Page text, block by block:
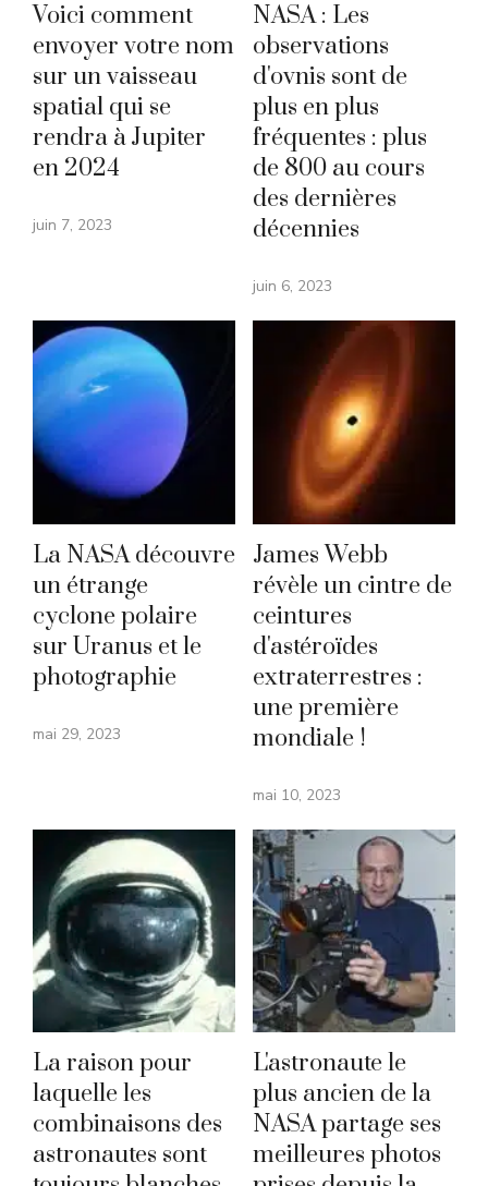
Voici comment
envoyer votre nom
sur un vaisseau
spatial qui se
rendra à Jupiter
en 2024
juin 7, 2023
NASA : Les
observations
d'ovnis sont de
plus en plus
fréquentes : plus
de 800 au cours
des dernières
décennies
juin 6, 2023
La NASA découvre
un étrange
cyclone polaire
sur Uranus et le
photographie
mai 29, 2023
James Webb
révèle un cintre de
ceintures
d'astéroïdes
extraterrestres :
une première
mondiale !
mai 10, 2023
La raison pour
laquelle les
combinaisons des
astronautes sont
L'astronaute le
plus ancien de la
NASA partage ses
meilleures photos